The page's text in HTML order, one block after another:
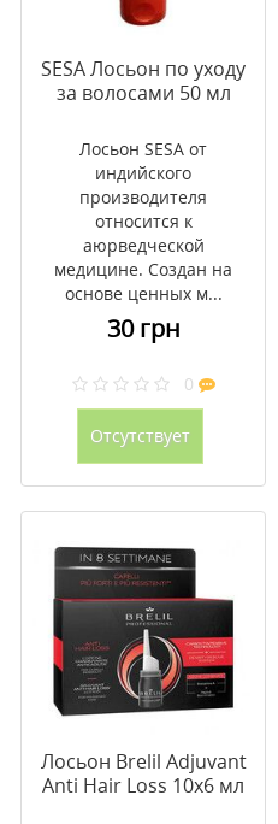
SESA Лосьон по уходу
за волосами 50 мл
Лосьон SESA от
индийского
производителя
относится к
аюрведческой
медицине. Создан на
основе ценных м...
30 грн
0
Отсутствует
Лосьон Brelil Adjuvant
Anti Hair Loss 10х6 мл